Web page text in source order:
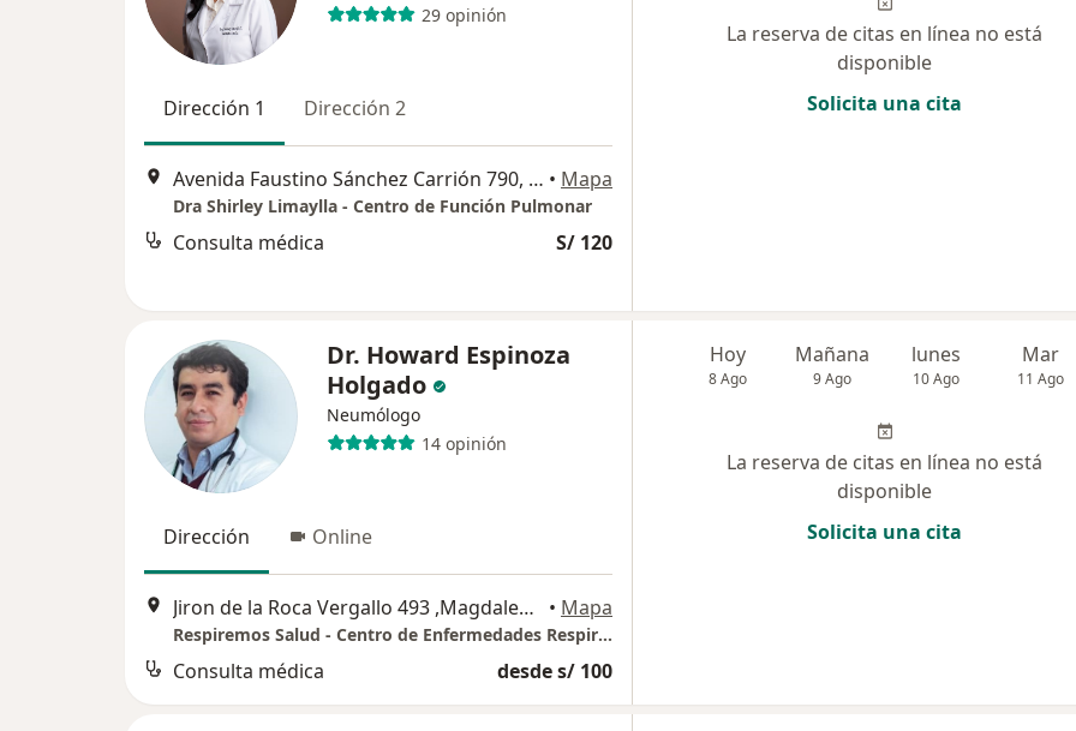
29 opinión
Dirección 1 Dirección 2
Avenida Faustino Sánchez Carrión 790, Magdalena del Mar • Mapa
Dra Shirley Limaylla - Centro de Función Pulmonar
Consulta médica S/ 120
La reserva de citas en línea no está
disponible
Solicita una cita
Dr. Howard Espinoza
Holgado
Neumólogo
14 opinión
Dirección Online
Jiron de la Roca Vergallo 493 ,Magdalena del Mar OFICINA 705, Lima • Mapa
Respiremos Salud - Centro de Enfermedades Respiratorias
Consulta médica desde s/ 100
Hoy
8 Ago
Mañana
9 Ago
lunes
10 Ago
Mar
11 Ago
La reserva de citas en línea no está
disponible
Solicita una cita